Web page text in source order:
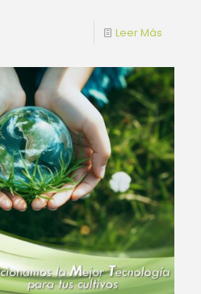
Leer Más